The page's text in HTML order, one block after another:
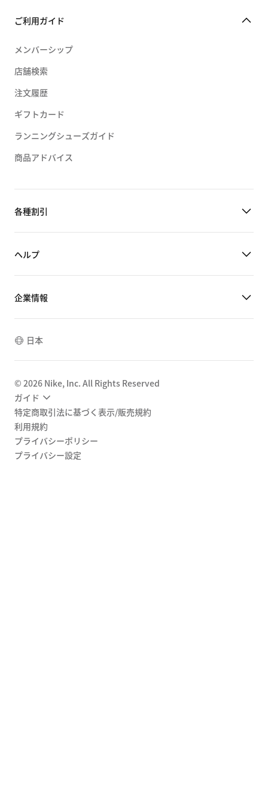
ご利用ガイド
メンバーシップ
店舗検索
注文履歴
ギフトカード
ランニングシューズガイド
商品アドバイス
各種割引
ヘルプ
企業情報
日本
© 2026 Nike, Inc. All Rights Reserved
ガイド
特定商取引法に基づく表示/販売規約
利用規約
プライバシーポリシー
プライバシー設定